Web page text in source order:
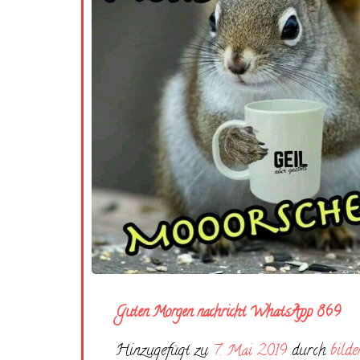
Guten Morgen nachricht WhatsApp 869
Hinzugefügt zu 7. Mai 2019 durch